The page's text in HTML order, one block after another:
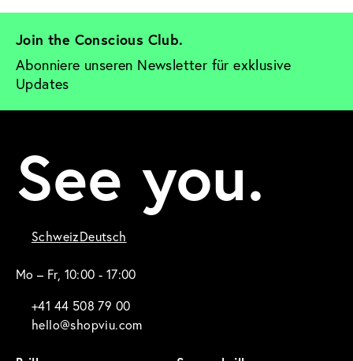
Join the Conscious Club.
Abonniere unseren Newsletter für exklusive
Updates
See you.
SchweizDeutsch
Mo – Fr, 10:00 - 17:00
+41 44 508 79 00
hello@shopviu.com